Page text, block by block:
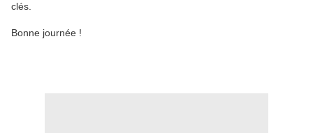
clés.
Bonne journée !